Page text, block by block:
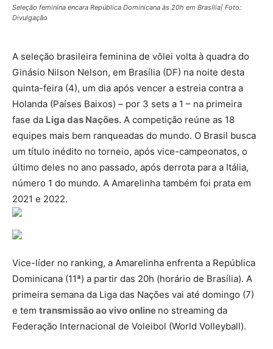
Seleção feminina encara República Dominicana às 20h em Brasília| Foto:
Divulgação
A seleção brasileira feminina de vôlei volta à quadra do
Ginásio Nilson Nelson, em Brasília (DF) na noite desta
quinta-feira (4), um dia após vencer a estreia contra a
Holanda (Países Baixos) – por 3 sets a 1 – na primeira
fase da Liga das Nações. A competição reúne as 18
equipes mais bem ranqueadas do mundo. O Brasil busca
um título inédito no torneio, após vice-campeonatos, o
último deles no ano passado, após derrota para a Itália,
número 1 do mundo. A Amarelinha também foi prata em
2021 e 2022.
Vice-líder no ranking, a Amarelinha enfrenta a República
Dominicana (11ª) a partir das 20h (horário de Brasília). A
primeira semana da Liga das Nações vai até domingo (7)
e tem transmissão ao vivo online no streaming da
Federação Internacional de Voleibol (World Volleyball).